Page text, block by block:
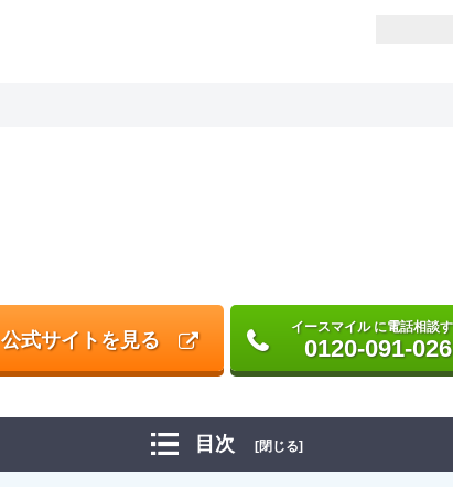
公式サイトを見る
イースマイル に電話相談
0120-091-026
目次 [閉じる]